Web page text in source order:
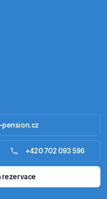
pension.cz
+420 702 093 596
rezervace